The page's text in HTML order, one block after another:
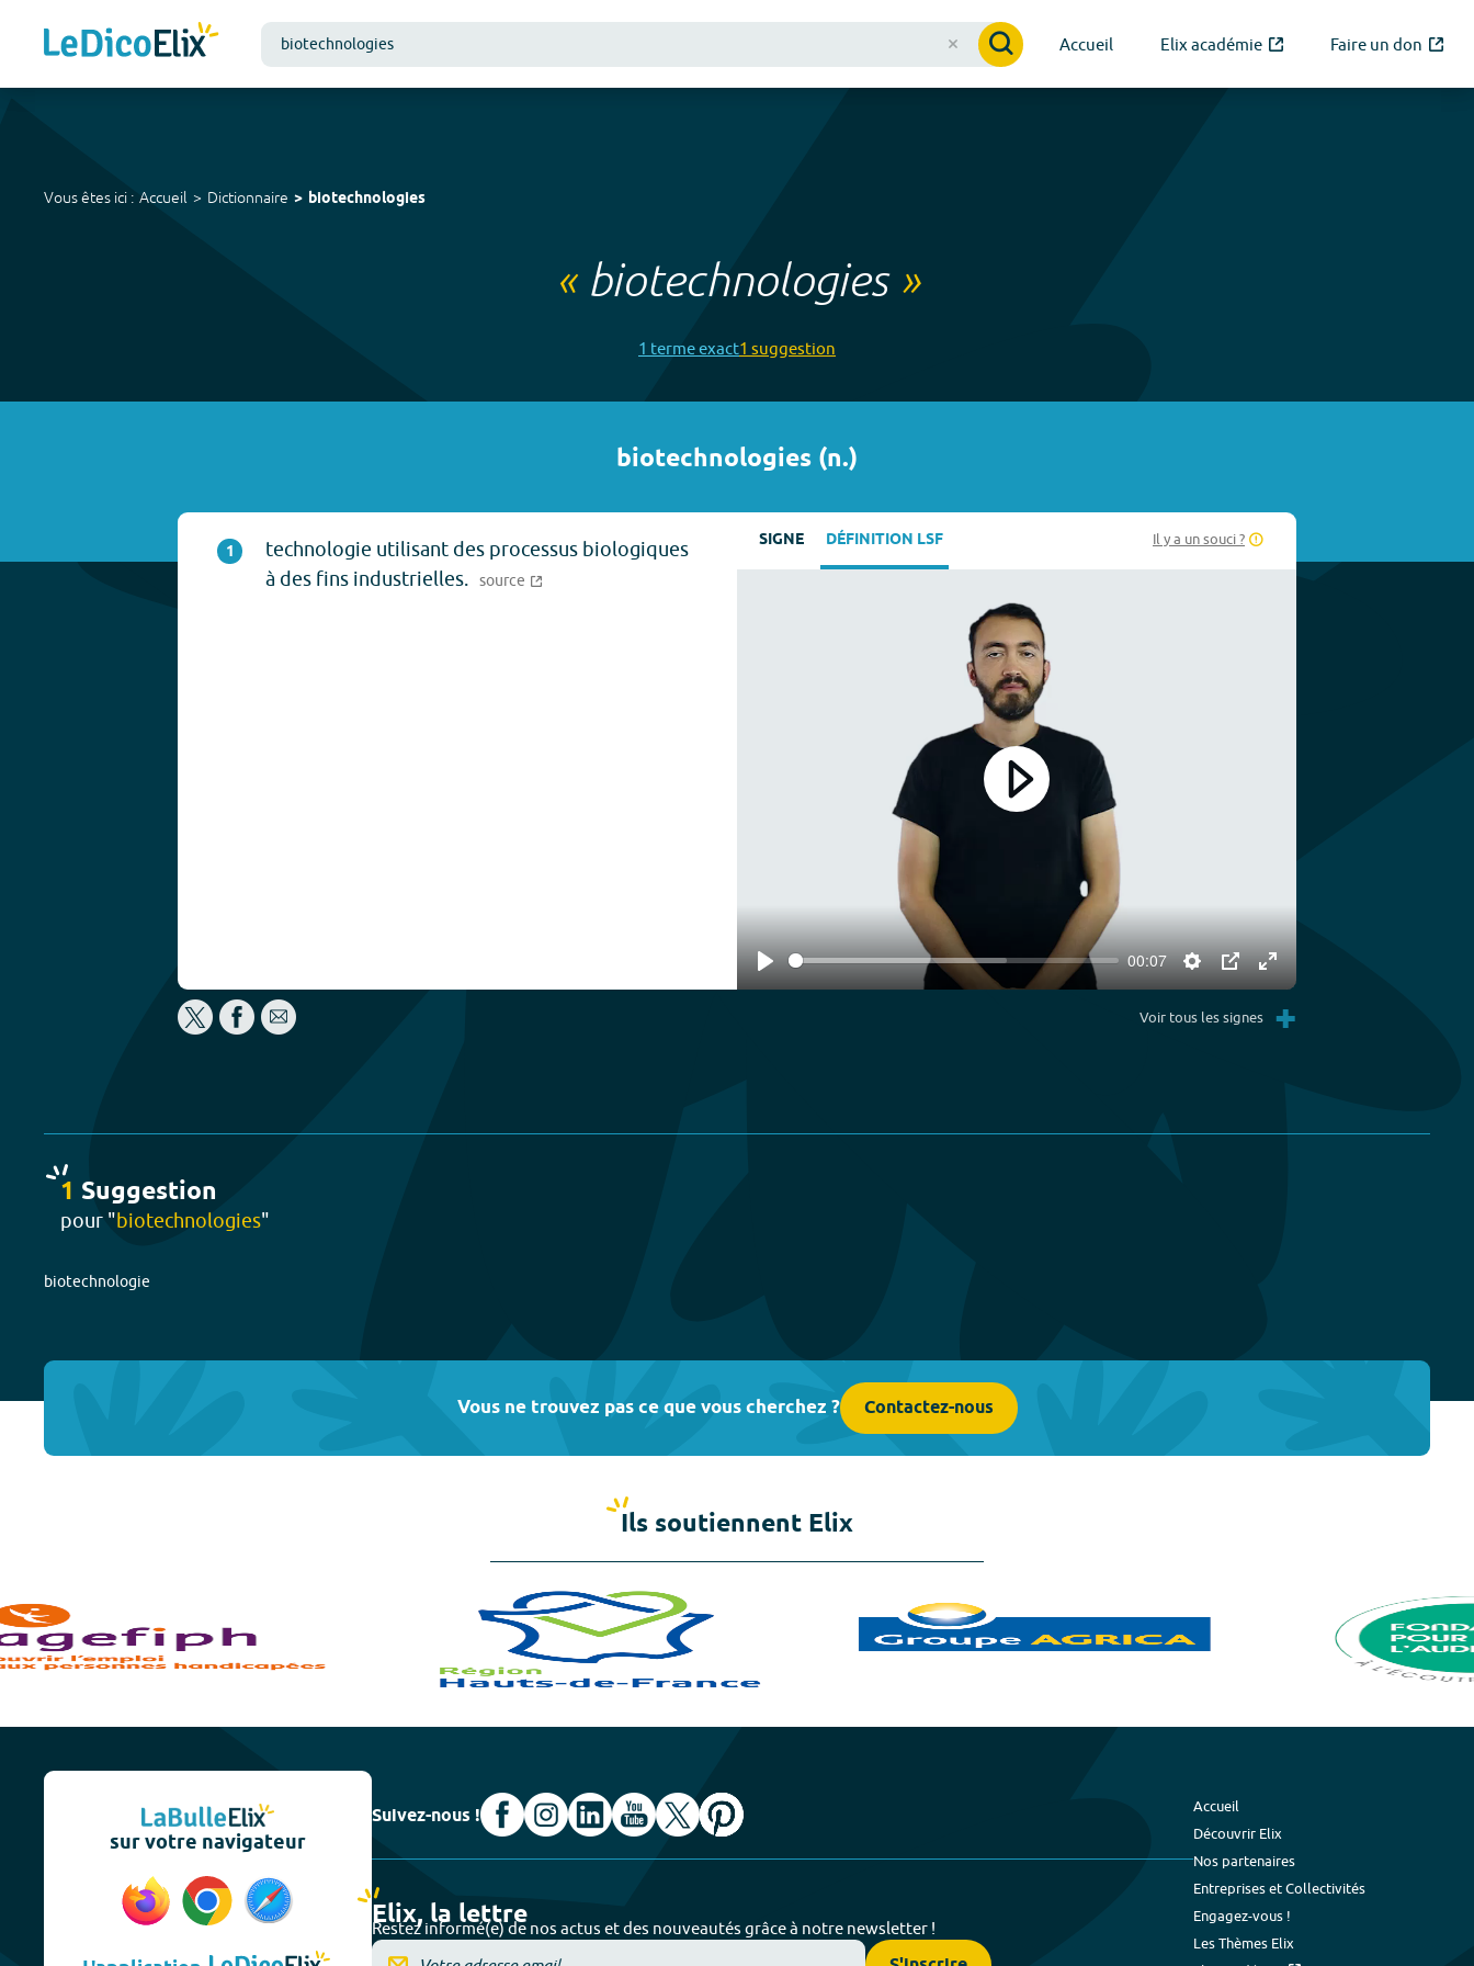
Accueil Elix académie Faire un don
Vous êtes ici : Accueil Dictionnaire biotechnologies
« biotechnologies»
1 termeexact1 suggestion
biotechnologies (n.)
1
technologie utilisant des processus biologiques
à des fins industrielles. source
SIGNE DÉFINITION LSF Il y a un souci ?
Play
00:07
Settings
PIP Enter
fullscreen
Play
Voir tous les signes +
1 Suggestion
pour "biotechnologies"
biotechnologie
Vous ne trouvez pas ce que vous cherchez ? Contactez-nous
Ils soutiennent Elix
sur votre navigateur
Suivez-nous !
Elix, la lettre
Restez informé(e) de nos actus et des nouveautés grâce à notre newsletter !
Accueil
Découvrir Elix
Nos partenaires
Entreprises et Collectivités
Engagez-vous !
Les Thèmes Elix